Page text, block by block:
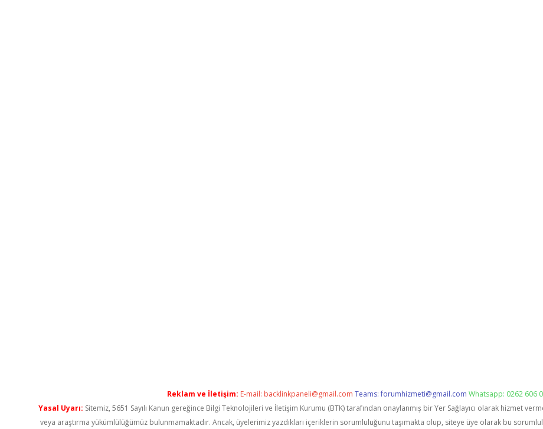
Reklam ve İletişim: E-mail: backlinkpaneli@gmail.com Teams:forumhizmeti@gmail.com Whatsapp: 0262 606
Yasal Uyarı: Sitemiz, 5651 Sayılı Kanun gereğince Bilgi Teknolojileri ve İletişim Kurumu (BTK) tarafından onaylanmış bir Yer Sağlayıcı olarak hizmet
veya araştırma yükümlülüğümüz bulunmamaktadır. Ancak, üyelerimiz yazdıkları içeriklerin sorumluluğunu taşımakta olup, siteye üye olarak bu